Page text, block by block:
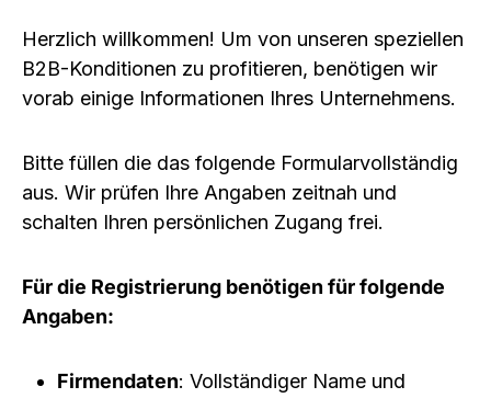
Herzlich willkommen! Um von unseren speziellen
B2B-Konditionen zu profitieren, benötigen wir
vorab einige Informationen Ihres Unternehmens.
Bitte füllen die das folgende Formularvollständig
aus. Wir prüfen Ihre Angaben zeitnah und
schalten Ihren persönlichen Zugang frei.
Für die Registrierung benötigen für folgende
Angaben:
Firmendaten: Vollständiger Name und